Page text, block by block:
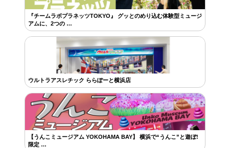
『チームラボプラネッツTOKYO』 グッとのめり込む体験型ミュージ
アムに、2つの …
ウルトラアスレチック ららぽーと横浜店
【うんこミュージアム YOKOHAMA BAY】 横浜で“うんこ”と遊ぼ!
限定 …